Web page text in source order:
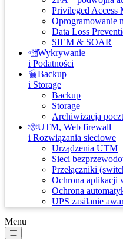
Privileged Access
Oprogramowanie
Data Loss
SIEM & SOAR
Wykrywanie
i Podatności
Backup
i Storage
Backup
Storage
Archiwizacja
UTM, Web firewall
i Rozwiązania sieciowe
Urządzenia UTM
Sieci
Przełączniki
Ochrona aplikacji
Ochrona
UPS zasilanie
Menu